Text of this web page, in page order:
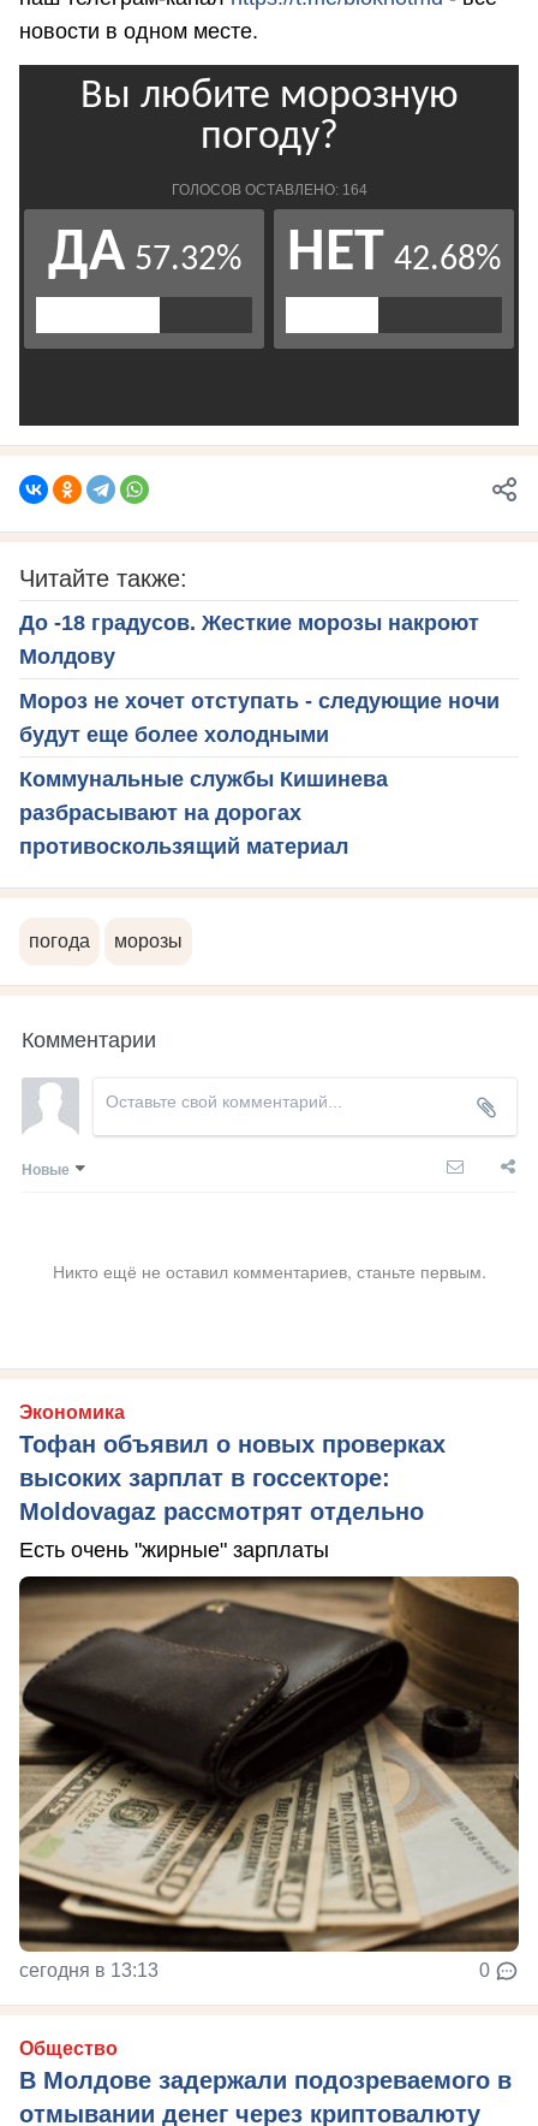
новости в одном месте.
Читайте также:
До -18 градусов. Жесткие морозы накроют
Молдову
Мороз не хочет отступать - следующие ночи
будут еще более холодными
Коммунальные службы Кишинева
разбрасывают на дорогах
противоскользящий материал
погода морозы
Комментарии
Новые
Никто ещё не оставил комментариев, станьте первым.
Экономика
Тофан объявил о новых проверках
высоких зарплат в госсекторе:
Moldovagaz рассмотрят отдельно
Есть очень "жирные" зарплаты
сегодня в 13:13 0
Общество
В Молдове задержали подозреваемого в
отмывании денег через криптовалюту